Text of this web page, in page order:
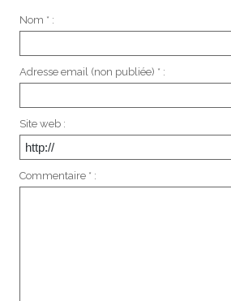
Nom * :
Adresse email (non publiée) * :
Site web :
Commentaire * :